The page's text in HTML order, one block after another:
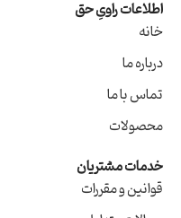
اطلاعات راویِ حق
خانه
درباره ما
تماس با ما
محصولات
خدمات مشتریان
قوانین و مقررات